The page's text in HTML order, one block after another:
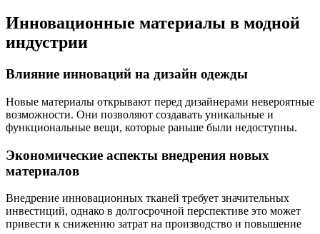
Инновационные материалы в модной
индустрии
Влияние инноваций на дизайн одежды
Новые материалы открывают перед дизайнерами невероятные
возможности. Они позволяют создавать уникальные и
функциональные вещи, которые раньше были недоступны.
Экономические аспекты внедрения новых
материалов
Внедрение инновационных тканей требует значительных
инвестиций, однако в долгосрочной перспективе это может
привести к снижению затрат на производство и повышение